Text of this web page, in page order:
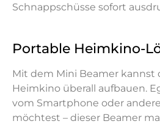
Schnappschüsse sofort
Portable Heimkino-
Mit dem Mini Beamer kannst
Heimkino überall aufbauen.
vom Smartphone oder
möchtest – dieser Beamer